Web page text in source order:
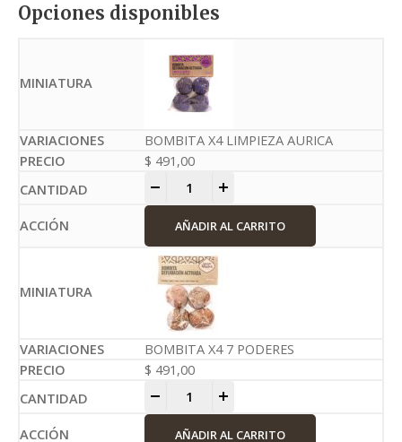
Opciones disponibles
BOMBITA X4 LIMPIEZA AURICA
$ 491,00
AÑADIR AL CARRITO
BOMBITA X4 7 PODERES
$ 491,00
AÑADIR AL CARRITO